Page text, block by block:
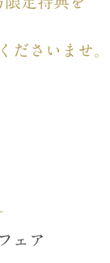
ださいませ。
ェア